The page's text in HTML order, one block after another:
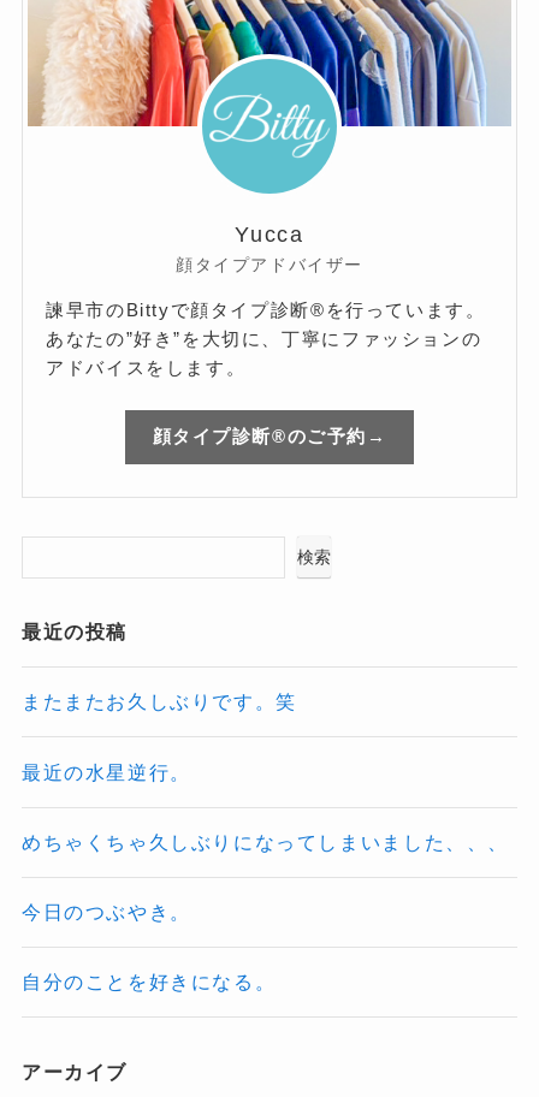
Yucca
顔タイプアドバイザー
諫早市のBittyで顔タイプ診断®を行っています。
あなたの”好き”を大切に、丁寧にファッションの
アドバイスをします。
顔タイプ診断®のご予約→
検索
最近の投稿
またまたお久しぶりです。笑
最近の水星逆行。
めちゃくちゃ久しぶりになってしまいました、、、
今日のつぶやき。
自分のことを好きになる。
アーカイブ